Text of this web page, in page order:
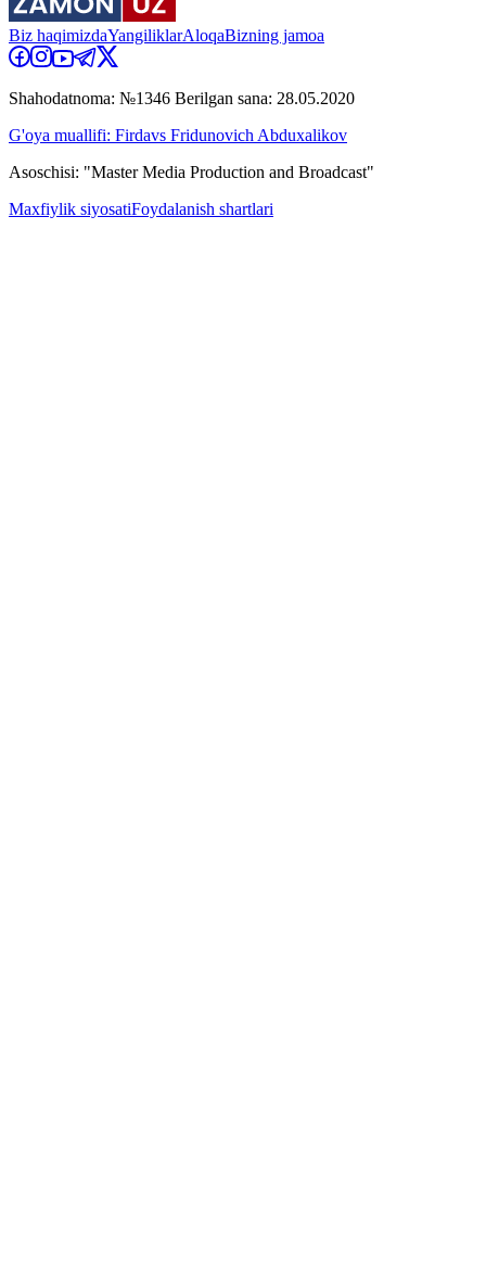
Biz haqimizdaYangiliklarAloqaBizning jamoa
Shahodatnoma: №1346 Berilgan sana: 28.05.2020
G'oya muallifi: Firdavs Fridunovich Abduxalikov
Asoschisi: "Master Media Production and Broadcast"
Maxfiylik siyosatiFoydalanish shartlari